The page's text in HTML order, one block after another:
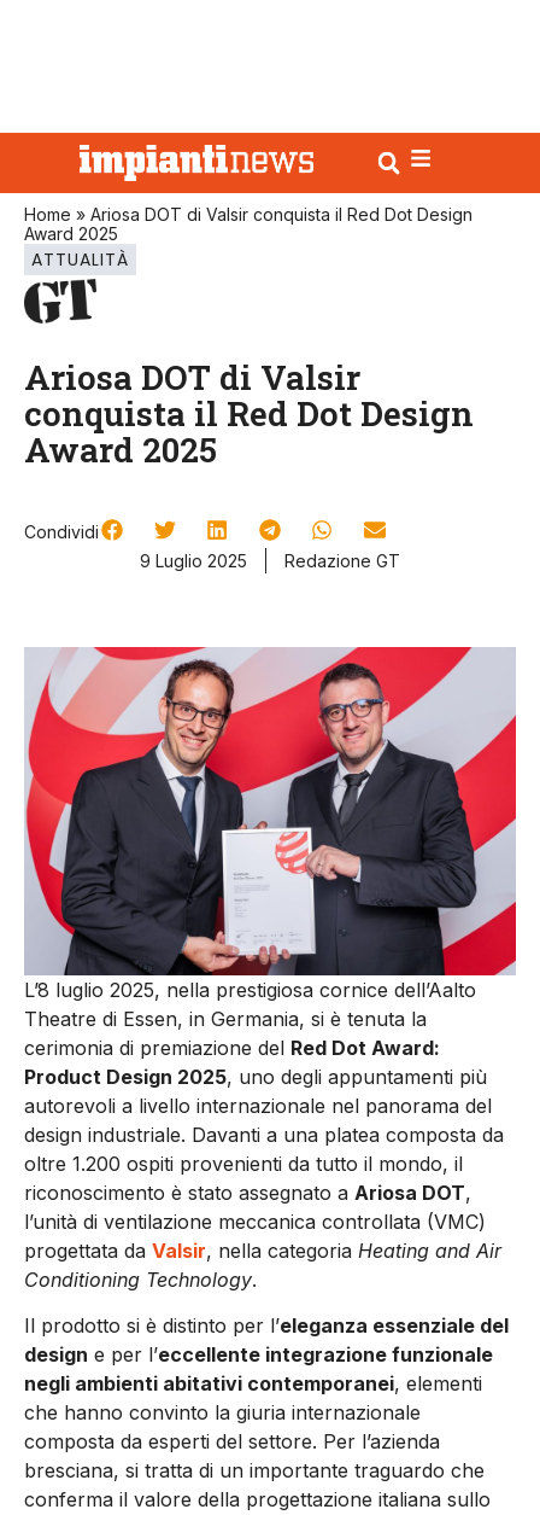
Home » Ariosa DOT di Valsir conquista il Red Dot Design
Award 2025
ATTUALITÀ
Ariosa DOT di Valsir
conquista il Red Dot Design
Award 2025
Condividi
9 Luglio 2025
Redazione GT
L’8 luglio 2025, nella prestigiosa cornice dell’Aalto
Theatre di Essen, in Germania, si è tenuta la
cerimonia di premiazione del Red Dot Award:
Product Design 2025, uno degli appuntamenti più
autorevoli a livello internazionale nel panorama del
design industriale. Davanti a una platea composta da
oltre 1.200 ospiti provenienti da tutto il mondo, il
riconoscimento è stato assegnato a Ariosa DOT,
l’unità di ventilazione meccanica controllata (VMC)
progettata da Valsir, nella categoria Heating and Air
Conditioning Technology.
Il prodotto si è distinto per l’eleganza essenziale del
design e per l’eccellente integrazione funzionale
negli ambienti abitativi contemporanei, elementi
che hanno convinto la giuria internazionale
composta da esperti del settore. Per l’azienda
bresciana, si tratta di un importante traguardo che
conferma il valore della progettazione italiana sullo